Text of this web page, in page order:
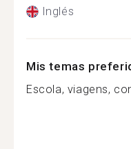
Inglés
Mis temas
Escola, viagens,